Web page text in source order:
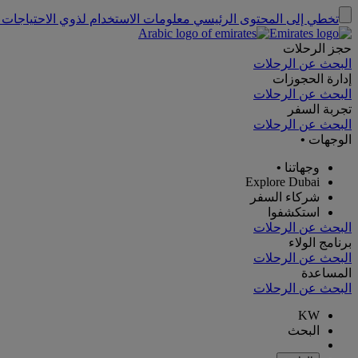
تخطي إلى المحتوى الرئيسي معلومات الاستخدام لذوي
حجز الرحلات
البحث عن الرحلات
إدارة الحجوزات
البحث عن الرحلات
تجربة السفر
البحث عن الرحلات
الوجهات •
وجهاتنا •
Explore Dubai
شركاء السفر
استكشفوا
البحث عن الرحلات
برنامج الولاء
البحث عن الرحلات
المساعدة
البحث عن الرحلات
KW
البحث